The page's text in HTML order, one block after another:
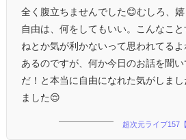
全く腹立ちませんでした😊むしろ、
自由は、何をしてもいい。こんなこ
ねとか気が利かないって思われてる
あるのですが、何か今日のお話を聞い
だ！と本当に自由になれた気がしま
ました😌
超次元ライブ157